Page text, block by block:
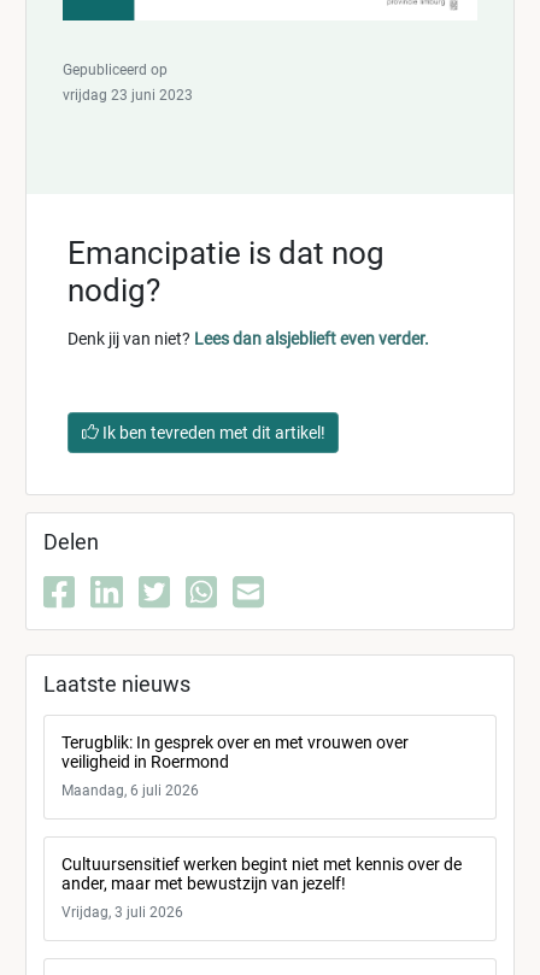
Gepubliceerd op
vrijdag 23 juni 2023
Emancipatie is dat nog
nodig?
Denk jij van niet? Lees dan alsjeblieft even verder.
Ik ben tevreden met dit artikel!
Delen
Laatste nieuws
Terugblik: In gesprek over en met vrouwen over
veiligheid in Roermond
Maandag, 6 juli 2026
Cultuursensitief werken begint niet met kennis over de
ander, maar met bewustzijn van jezelf!
Vrijdag, 3 juli 2026